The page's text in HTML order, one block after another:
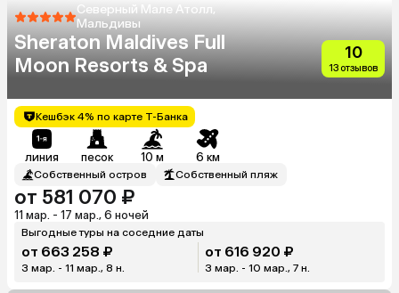
Северный Мале Атолл,
Мальдивы
Sheraton Maldives Full
Moon Resorts & Spa
10
13 отзывов
Кешбэк 4% по карте Т-Банка
линия песок 10 м 6 км
Собственный остров Собственный пляж
от 581 070 ₽
11 мар. - 17 мар., 6 ночей
Выгодные туры на соседние даты
от 663 258 ₽
3 мар. - 11 мар., 8 н.
от 616 920 ₽
3 мар. - 10 мар., 7 н.